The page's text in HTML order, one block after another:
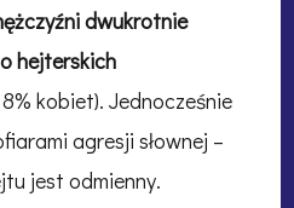
dwukrotnie
hejterskich
kobiet). Jednocześnie
agresji słownej –
jest odmienny.